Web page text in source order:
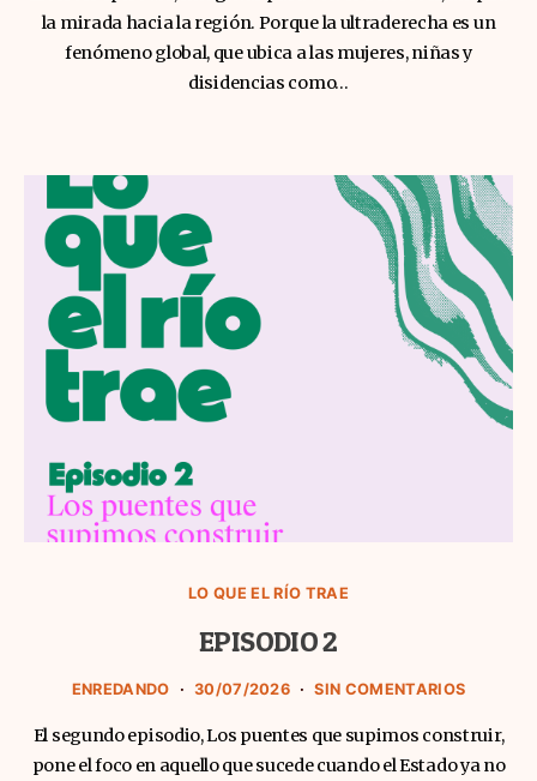
la mirada hacia la región. Porque la ultraderecha es un
fenómeno global, que ubica a las mujeres, niñas y
disidencias como…
LO QUE EL RÍO TRAE
EPISODIO 2
ENREDANDO 30/07/2026 SIN COMENTARIOS
El segundo episodio, Los puentes que supimos construir,
pone el foco en aquello que sucede cuando el Estado ya no